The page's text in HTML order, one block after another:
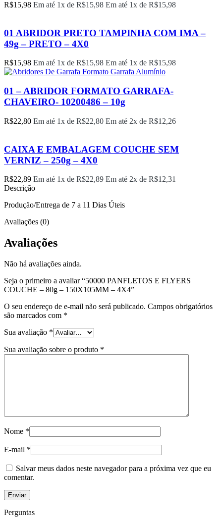
R$15,98 Em até 1x de R$15,98 Em até 1x de R$15,98
01 ABRIDOR PRETO TAMPINHA COM IMA –
49g – PRETO – 4X0
R$15,98 Em até 1x de R$15,98 Em até 1x de R$15,98
01 – ABRIDOR FORMATO GARRAFA-
CHAVEIRO- 10200486 – 10g
R$22,80 Em até 1x de R$22,80 Em até 2x de R$12,26
CAIXA E EMBALAGEM COUCHE SEM
VERNIZ – 250g – 4X0
R$22,89 Em até 1x de R$22,89 Em até 2x de R$12,31
Descrição
Produção/Entrega de 7 a 11 Dias Úteis
Avaliações (0)
Avaliações
Não há avaliações ainda.
Seja o primeiro a avaliar “50000 PANFLETOS E FLYERS
COUCHE – 80g – 150X105MM – 4X4”
O seu endereço de e-mail não será publicado. Campos obrigatórios
são marcados com *
Sua avaliação *
Sua avaliação sobre o produto *
Nome *
E-mail *
Salvar meus dados neste navegador para a próxima vez que eu
comentar.
Perguntas